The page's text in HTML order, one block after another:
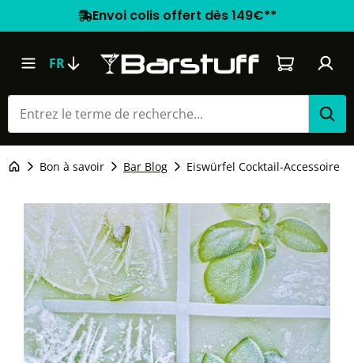
Envoi colis offert dès 149€**
FR Le panier
Bon à savoir Bar Blog Eiswürfel Cocktail-Accessoire